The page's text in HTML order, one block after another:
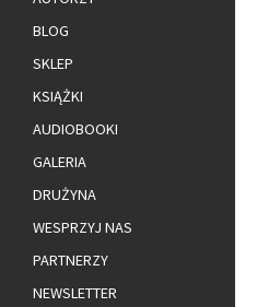
BLOG
SKLEP
KSIĄŻKI
AUDIOBOOKI
GALERIA
DRUŻYNA
WESPRZYJ NAS
PARTNERZY
NEWSLETTER